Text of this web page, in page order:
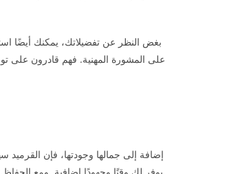
بغض النظر عن تفضيلاتك، يمكنك أيضًا
على المشورة المهنية. فهم قادرون على
إضافة إلى جمالها وجودتها، فإن